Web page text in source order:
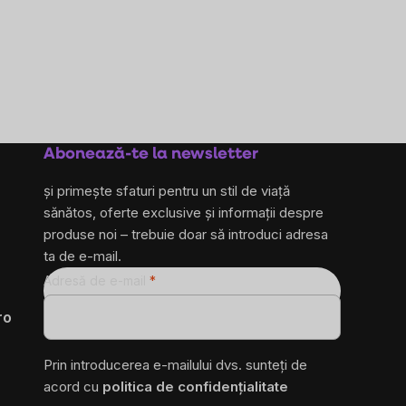
Abonează-te la newsletter
și primește sfaturi pentru un stil de viață
sănătos, oferte exclusive și informații despre
produse noi – trebuie doar să introduci adresa
ta de e-mail.
Adresă de e-mail
Prin introducerea e-mailului dvs. sunteți de
acord cu politica de confidențialitate